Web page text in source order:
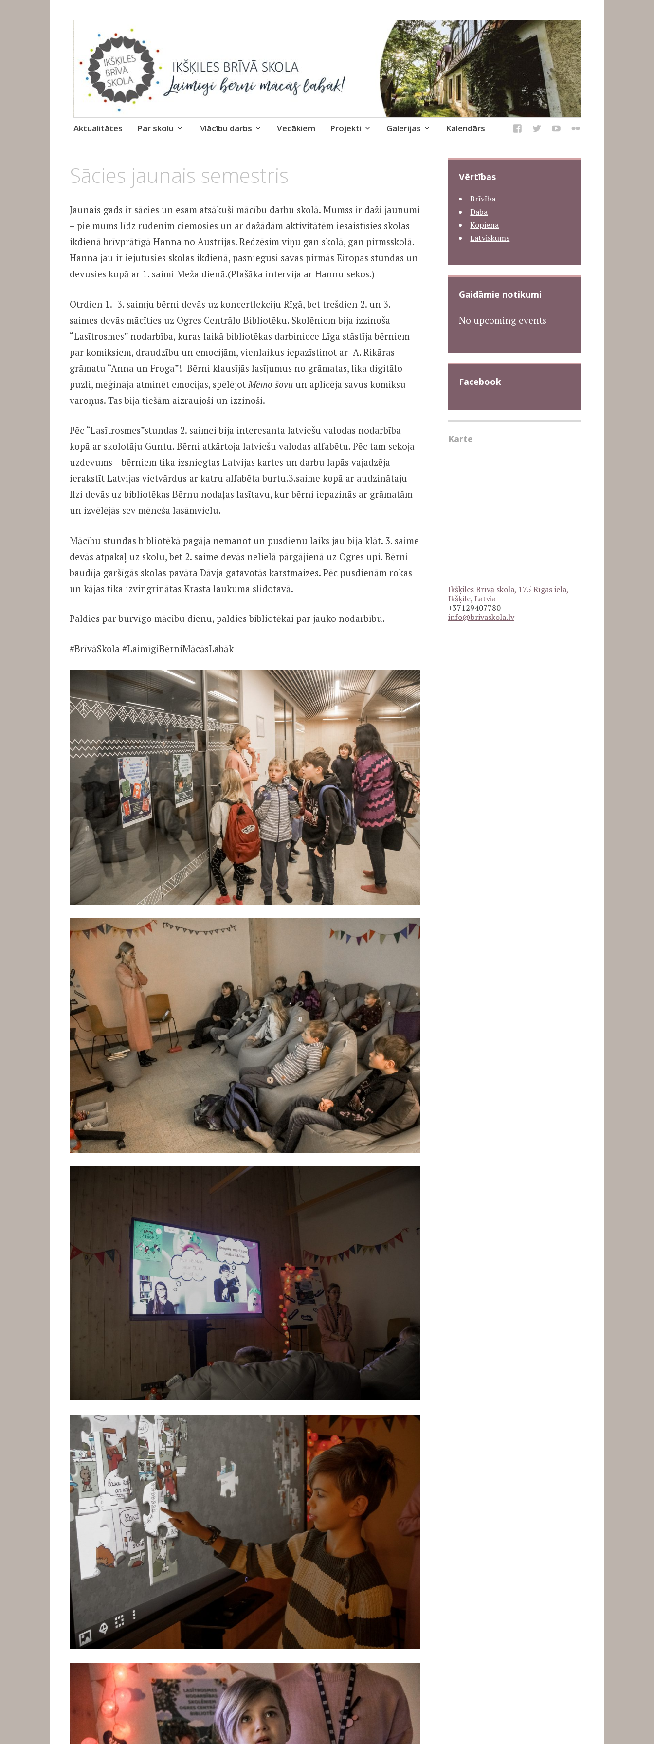
Ikšķiles Brīvā skola
Skip
Aktualitātes Par skolu Mācību darbs Vecākiem Projekti Galerijas Kalendārs
JANVĀRIS,
2023
Sācies jaunais semestris
Jaunais gads ir sācies un esam atsākuši mācību darbu skolā. Mumss ir daži jaunumi
– pie mums līdz rudenim ciemosies un ar dažādām aktivitātēm iesaistīsies skolas
ikdienā brīvprātīgā Hanna no Austrijas. Redzēsim viņu gan skolā, gan pirmsskolā.
Hanna jau ir iejutusies skolas ikdienā, pasniegusi savas pirmās Eiropas stundas un
devusies kopā ar 1. saimi Meža dienā.(Plašāka intervija ar Hannu sekos.)
Otrdien 1.- 3. saimju bērni devās uz koncertlekciju Rīgā, bet trešdien 2. un 3.
saimes devās mācīties uz Ogres Centrālo Bibliotēku. Skolēniem bija izzinoša
“Lasītrosmes” nodarbība, kuras laikā bibliotēkas darbiniece Līga stāstīja bērniem
par komiksiem, draudzību un emocijām, vienlaikus iepazīstinot ar A. Rikāras
grāmatu “Anna un Froga”! Bērni klausījās lasījumus no grāmatas, lika digitālo
puzli, mēģināja atminēt emocijas, spēlējot Mēmo šovuun aplicēja savus komiksu
varoņus. Tas bija tiešām aizraujoši un izzinoši.
Pēc “Lasītrosmes”stundas 2. saimei bija interesanta latviešu valodas nodarbība
kopā ar skolotāju Guntu. Bērni atkārtoja latviešu valodas alfabētu. Pēc tam sekoja
uzdevums – bērniem tika izsniegtas Latvijas kartes un darbu lapās vajadzēja
ierakstīt Latvijas vietvārdus ar katru alfabēta burtu.3.saime kopā ar audzinātaju
Ilzi devās uz bibliotēkas Bērnu nodaļas lasītavu, kur bērni iepazinās ar grāmatām
un izvēlējās sev mēneša lasāmvielu.
Mācību stundas bibliotēkā pagāja nemanot un pusdienu laiks jau bija klāt. 3. saime
devās atpakaļ uz skolu, bet 2. saime devās nelielā pārgājienā uz Ogres upi. Bērni
baudīja garšīgās skolas pavāra Dāvja gatavotās karstmaizes. Pēc pusdienām rokas
un kājas tika izvingrinātas Krasta laukuma slidotavā.
Paldies par burvīgo mācibu dienu, paldies bibliotēkai par jauko nodarbību.
#BrīvāSkola #LaimīgiBērniMācāsLabāk
Vērtības
Brīvība
Daba
Kopiena
Latviskums
Gaidāmie notikumi
No upcoming events
Facebook
Karte
Ikšķiles Brīvā skola, 175 Rīgas iela,
Ikšķile, Latvia
+37129407780
info@brivaskola.lv